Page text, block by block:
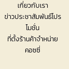
เกี่ยวกับเรา
ข่าวประชาสัมพันธ์โปร
โมชั่น
ที่ตั้งร้านค้าจำหน่าย
คอซซี่